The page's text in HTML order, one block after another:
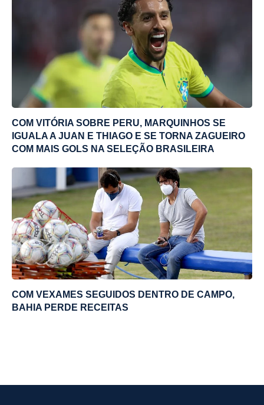
COM VITÓRIA SOBRE PERU, MARQUINHOS SE
IGUALA A JUAN E THIAGO E SE TORNA ZAGUEIRO
COM MAIS GOLS NA SELEÇÃO BRASILEIRA
COM VEXAMES SEGUIDOS DENTRO DE CAMPO,
BAHIA PERDE RECEITAS